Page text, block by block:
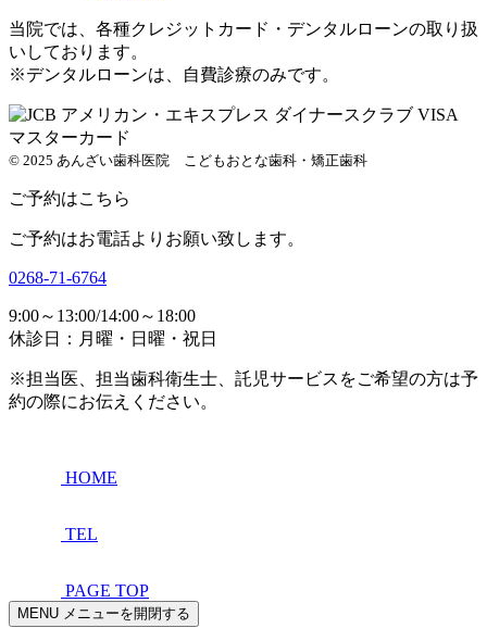
当院では、各種クレジットカード・デンタルローンの取り扱
いしております。
※デンタルローンは、自費診療のみです。
© 2025 あんざい歯科医院 こどもおとな歯科・矯正歯科
ご予約はこちら
ご予約はお電話よりお願い致します。
0268-71-6764
9:00～13:00/14:00～18:00
休診日：月曜・日曜・祝日
※担当医、担当歯科衛生士、託児サービスをご希望の方は予
約の際にお伝えください。
HOME
TEL
PAGE TOP
MENU メニューを開閉する